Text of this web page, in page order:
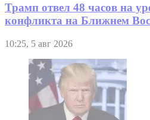
Трамп отвел 48 часов на
конфликта на Ближнем
10:25, 5 авг 2026